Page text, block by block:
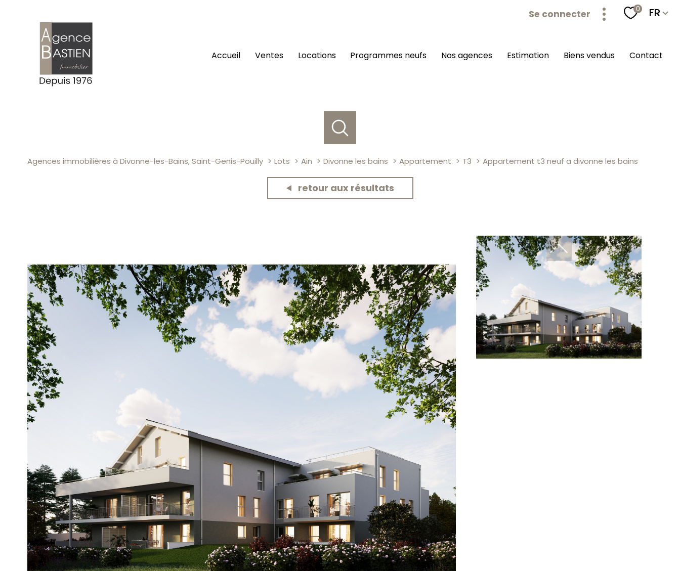
Se connecter 0 Langue
FR
accueil ventes locations programmes neufs nos agences estimation biens vendus contact
Agences immobilières à Divonne-les-Bains, Saint-Genis-Pouilly Lots Ain Divonne les bains Appartement T3 Appartement t3 neuf a divonne les bains
retour aux résultats